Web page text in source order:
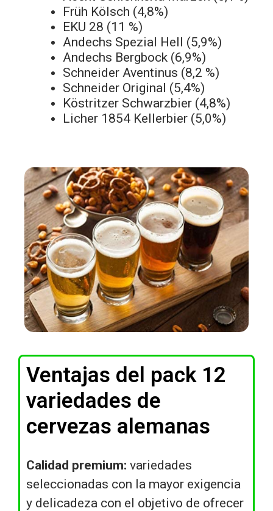
Früh Kölsch (4,8%)
EKU 28 (11 %)
Andechs Spezial Hell (5,9%)
Andechs Bergbock (6,9%)
Schneider Aventinus (8,2 %)
Schneider Original (5,4%)
Köstritzer Schwarzbier (4,8%)
Licher 1854 Kellerbier (5,0%)
Ventajas del pack 12
variedades de
cervezas alemanas
Calidad premium: variedades
seleccionadas con la mayor exigencia
y delicadeza con el objetivo de ofrecer